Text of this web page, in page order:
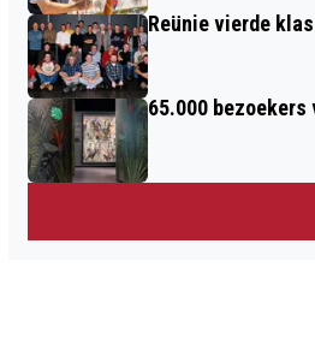
Reünie vierde
65.000 bezoekers